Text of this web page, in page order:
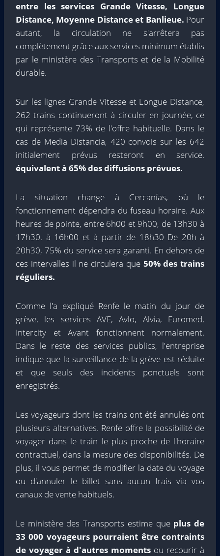
entre les services Grande Vitesse, Longue
Distance, Moyenne Distance et Banlieue. Pour
autant, la circulation ne s'arrêtera pas
complètement grâce aux services minimum établis
par le ministère des Transports et de la Mobilité
durable.
Sur les lignes Grande Vitesse et Longue Distance,
262 trains continueront à circuler en journée, ce
qui représente 73% de l'offre habituelle. Dans le
cas de Media Distancia, 420 convois sur les 642
initialement prévus resteront en service.
équivalent à 65% des diffusions prévues.
La situation change à Cercanías, où le
fonctionnement dépendra du fuseau horaire. Aux
heures de pointe, entre 6h00 et 9h00, de 13h30 à
17h30. à 16h00 et à partir de 18h30 De 20h à
20h30, 75% du service sera garanti. En dehors de
ces intervalles il ne circulera que 50% des trains
réguliers.
Comme l'a expliqué Renfe le matin du jour de
grève, les services AVE, Avlo, Alvia, Euromed,
Intercity et Avant fonctionnent normalement.
Dans le reste des services publics, l'entreprise
indique que la surveillance de la grève est réduite
et que seuls des incidents ponctuels sont
enregistrés.
Les voyageurs dont les trains ont été annulés ont
plusieurs alternatives. Renfe offre la possibilité de
voyager dans le train le plus proche de l'horaire
contractuel, dans la mesure des disponibilités. De
plus, il vous permet de modifier la date du voyage
ou d'annuler le billet sans aucun frais via vos
canaux de vente habituels.
Le ministère des Transports estime que plus de
33 000 voyageurs pourraient être contraints
de voyager à d'autres moments ou recourir à